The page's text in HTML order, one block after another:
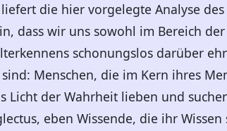
die hier vorgelegte Analyse
dass wir uns sowohl im Bereich
schonungslos darüber
Menschen, die im Kern ihres
Licht der Wahrheit lieben und
eben Wissende, die ihr